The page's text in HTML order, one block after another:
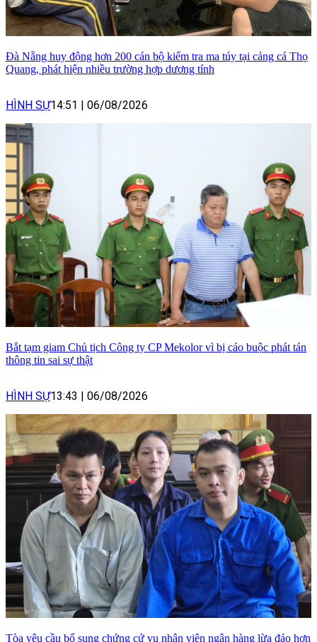
Đà Nẵng huy động hơn 200 cán bộ kiểm tra ma túy tại cảng cá Thọ
Quang, phát hiện nhiều trường hợp dương tính
HÌNH SỰ14:51 06/08/2026
Bắt tạm giam Chủ tịch Công ty CP Mekolor vì bị cáo buộc phát tán
thông tin sai sự thật
HÌNH SỰ13:43 06/08/2026
Tòa yêu cầu bổ sung chứng cứ vụ nhân viên ngân hàng lừa đảo hơn